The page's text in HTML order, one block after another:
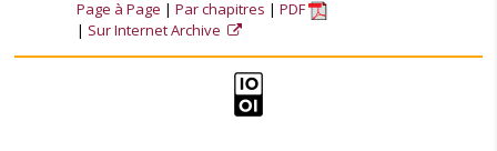
Page à Page
Par chapitres
PDF
Sur Internet Archive